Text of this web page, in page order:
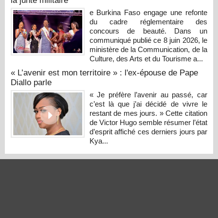
e Burkina Faso engage une refonte
du cadre réglementaire des
concours de beauté. Dans un
communiqué publié ce 8 juin 2026, le
ministère de la Communication, de la
Culture, des Arts et du Tourisme a...
« L’avenir est mon territoire » : l'ex-épouse de Pape
Diallo parle
« Je préfère l’avenir au passé, car
c’est là que j’ai décidé de vivre le
restant de mes jours. » Cette citation
de Victor Hugo semble résumer l’état
d’esprit affiché ces derniers jours par
Kya...